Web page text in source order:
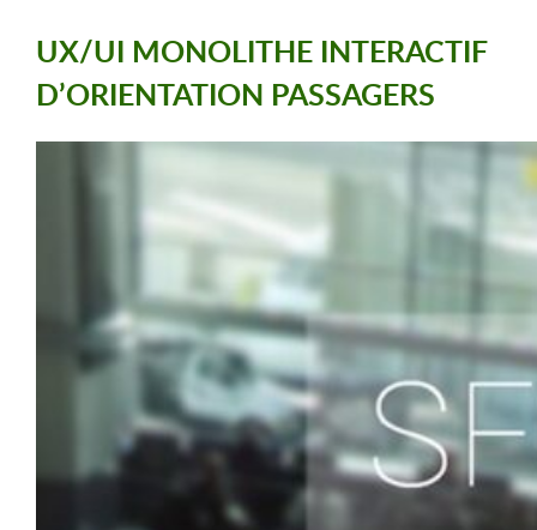
UX/UI MONOLITHE INTERACTIF
D’ORIENTATION PASSAGERS